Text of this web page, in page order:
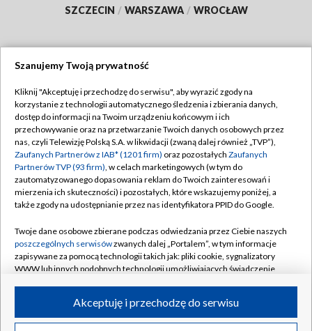
SZCZECIN / WARSZAWA / WROCŁAW
TVP
Abonament TVP
Emisja w TVP
Centrum informacji TVP
Naziemna Telewizja Cyfrowa
Rada Programowa
System NOS
Informacje o nadawcy
Program dla prasy
Regulamin TVP
Polityka prywatności
Moje zgody
Pomoc
Kontakt
Kanały
©2026 Telewizja Polska S.A. w likwidacji
Szanujemy Twoją prywatność
Kliknij "Akceptuję i przechodzę do serwisu", aby wyrazić zgody na
korzystanie z technologii automatycznego śledzenia i zbierania danych,
dostęp do informacji na Twoim urządzeniu końcowym i ich
przechowywanie oraz na przetwarzanie Twoich danych osobowych przez
nas, czyli Telewizję Polską S.A. w likwidacji (zwaną dalej również „TVP”),
Zaufanych Partnerów z IAB* (1201 firm) oraz pozostałych Zaufanych
Partnerów TVP (93 firm), w celach marketingowych (w tym do
zautomatyzowanego dopasowania reklam do Twoich zainteresowań i
mierzenia ich skuteczności) i pozostałych, które wskazujemy poniżej, a
także zgody na udostępnianie przez nas identyfikatora PPID do Google.
Twoje dane osobowe zbierane podczas odwiedzania przez Ciebie naszych
poszczególnych serwisówzwanych dalej „Portalem”, w tym informacje
zapisywane za pomocą technologii takich jak: pliki cookie, sygnalizatory
WWW lub innych podobnych technologii umożliwiających świadczenie
ruchu w Internecie.Akceptuję i przechodzę do serwisu